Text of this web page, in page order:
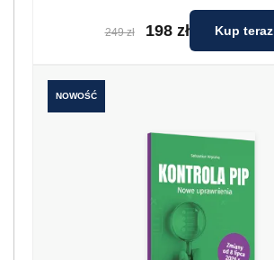
249 zł 198 zł Kup teraz
NOWOŚĆ